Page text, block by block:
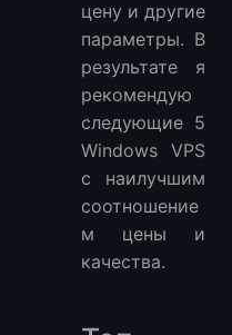
цену и другие
параметры. В
результате я
рекомендую
следующие 5
Windows VPS
с наилучшим
соотношение
м цены и
качества.